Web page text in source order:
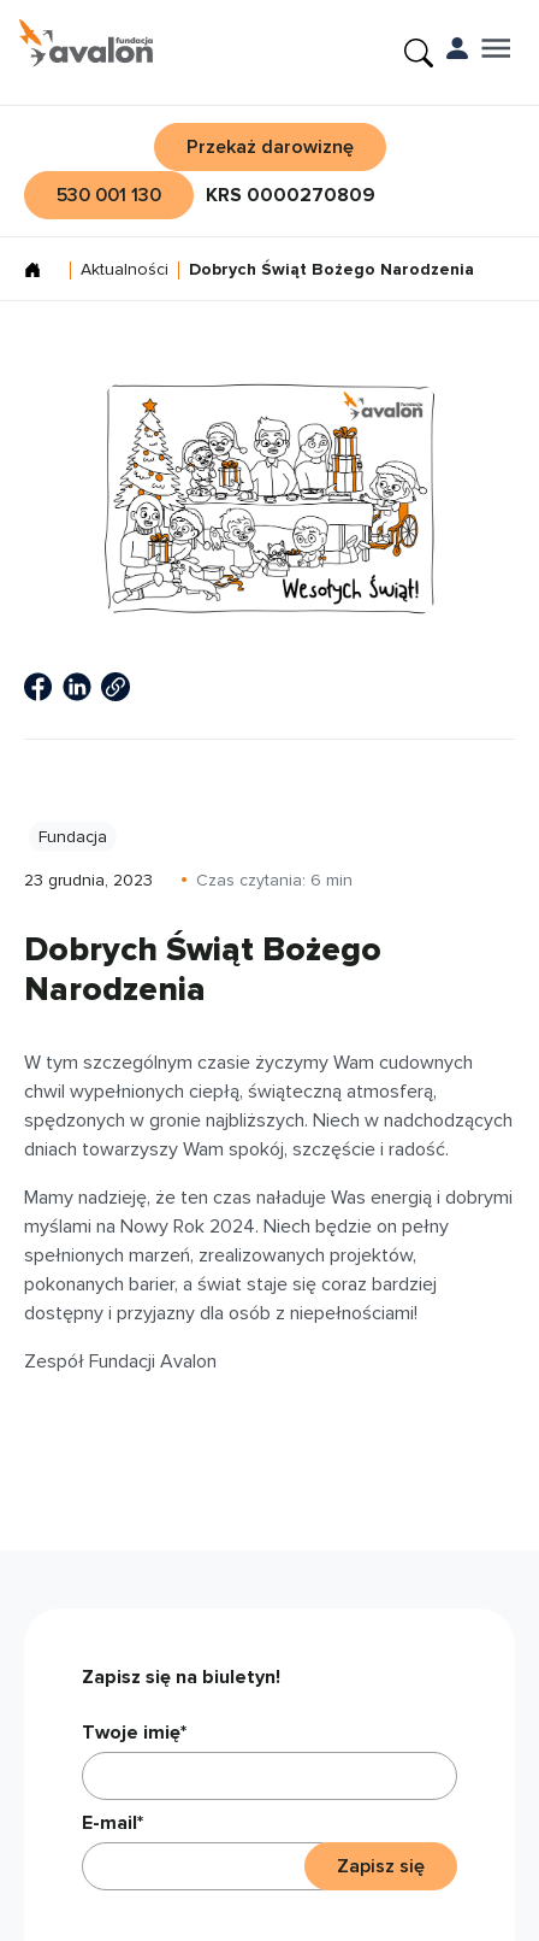
Przekaż darowiznę
530 001 130
KRS 0000270809
Aktualności Dobrych Świąt Bożego Narodzenia
Fundacja
23 grudnia, 2023 Czas czytania: 6 min
Dobrych Świąt Bożego
Narodzenia
W tym szczególnym czasie życzymy Wam cudownych
chwil wypełnionych ciepłą, świąteczną atmosferą,
spędzonych w gronie najbliższych. Niech w nadchodzących
dniach towarzyszy Wam spokój, szczęście i radość.
Mamy nadzieję, że ten czas naładuje Was energią i dobrymi
myślami na Nowy Rok 2024. Niech będzie on pełny
spełnionych marzeń, zrealizowanych projektów,
pokonanych barier, a świat staje się coraz bardziej
dostępny i przyjazny dla osób z niepełnościami!
Zespół Fundacji Avalon
Zapisz się na biuletyn!
Twoje imię*
E-mail*
Zapisz się